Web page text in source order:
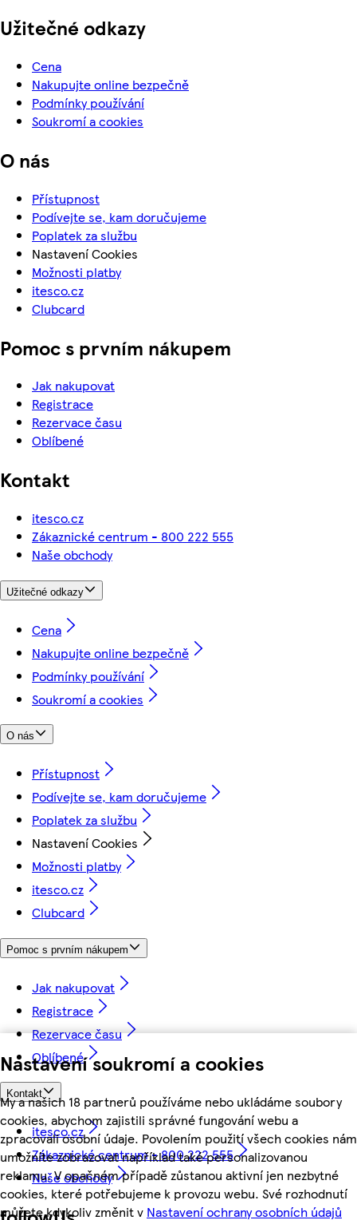
Nastavení soukromí a cookies
My a našich 18 partnerů používáme nebo ukládáme soubory
cookies, abychom zajistili správné fungování webu a
zpracovali osobní údaje. Povolením použití všech cookies nám
umožníte zobrazovat například také personalizovanou
reklamu. V opačném případě zůstanou aktivní jen nezbytné
cookies, které potřebujeme k provozu webu. Své rozhodnutí
můžete kdykoliv změnit v Nastavení ochrany osobních údajů
Užitečné odkazy
Cena
Nakupujte online bezpečně
Podmínky používání
Soukromí a cookies
O nás
Přístupnost
Podívejte se, kam doručujeme
Poplatek za službu
Nastavení Cookies
Možnosti platby
itesco.cz
Clubcard
Pomoc s prvním nákupem
Jak nakupovat
Registrace
Rezervace času
Oblíbené
Kontakt
itesco.cz
Zákaznické centrum - 800 222 555
Naše obchody
Užitečné odkazy
Cena
Nakupujte online bezpečně
Podmínky používání
Soukromí a cookies
O nás
Přístupnost
Podívejte se, kam doručujeme
Poplatek za službu
Nastavení Cookies
Možnosti platby
itesco.cz
Clubcard
Pomoc s prvním nákupem
Jak nakupovat
Registrace
Rezervace času
Oblíbené
Kontakt
itesco.cz
Zákaznické centrum - 800 222 555
Naše obchody